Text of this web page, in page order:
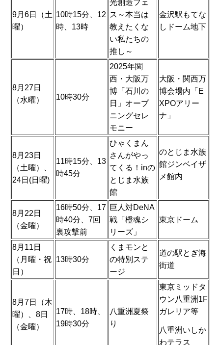
9月6日（土
曜）
10時15分、12
時、13時
光創造フェ
ス～本当は
教えたくな
い私たちの
推し～
金沢駅もてな
しドーム地下
8月27日
（水曜）
10時30分
2025年関
西・大阪万
博「石川の
日」オープ
ニングセレ
モニー
大阪・関西万
博会場内「E
XPOアリー
ナ」
8月23日
（土曜）、
24日(日曜)
11時15分、13
時45分
ひゃくまん
さんがやっ
てくる！inの
とじま水族
館
のとじま水族
館ジンベイザ
メ館内
8月22日
（金曜）
16時50分、17
時40分、7回
裏攻撃前
巨人対DeNA
戦「橙魂シ
リーズ」
東京ドーム
8月11日
（月曜・祝
日）
13時30分
くまモンと
の特別ステ
ージ
道の駅とぎ海
街道
8月7日（木
曜）、8日
（金曜）
17時、18時、
19時30分
八重洲夏祭
り
東京ミッドタ
ウン八重洲1F
ガレリア等
八重洲いしか
わテラス